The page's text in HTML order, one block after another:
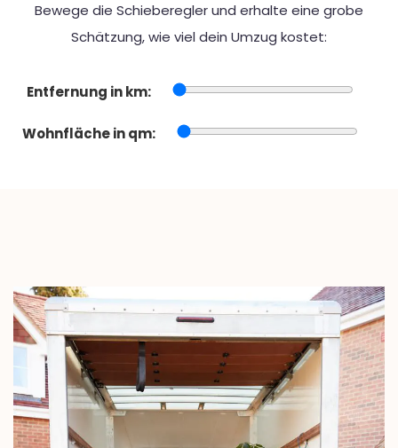
Bewege die Schieberegler und erhalte eine grobe
Schätzung, wie viel dein Umzug kostet:
Entfernung in km:
Wohnfläche in qm: